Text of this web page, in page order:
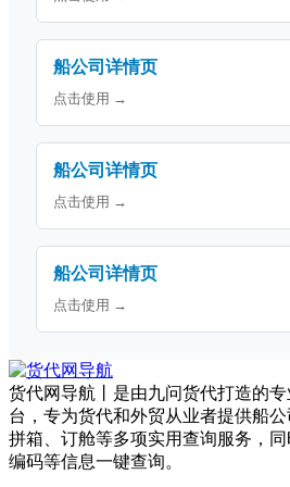
船公司详情页
点击使用 →
船公司详情页
点击使用 →
船公司详情页
点击使用 →
货代网导航丨是由九问货代打造的专
台，专为货代和外贸从业者提供船公
拼箱、订舱等多项实用查询服务，同
编码等信息一键查询。